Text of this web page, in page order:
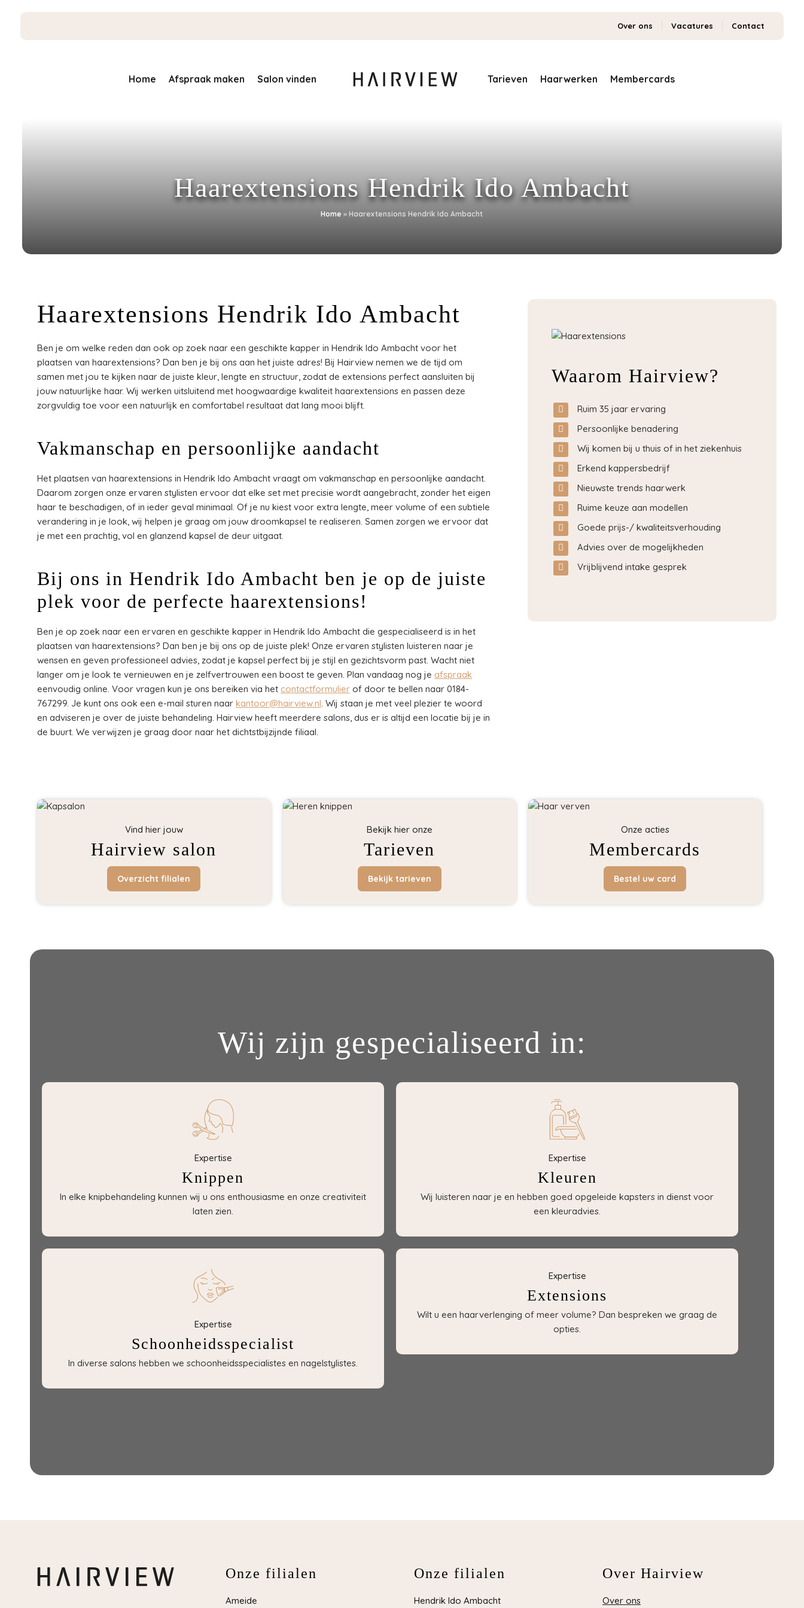
Over ons Vacatures Contact
Home Afspraak maken Salon vinden Tarieven Haarwerken Membercards
Haarextensions Hendrik Ido Ambacht
Home »Haarextensions Hendrik Ido Ambacht
Haarextensions Hendrik Ido Ambacht
Ben je om welke reden dan ook op zoek naar een geschikte kapper in Hendrik Ido Ambacht voor het
plaatsen van haarextensions? Dan ben je bij ons aan het juiste adres! Bij Hairview nemen we de tijd om
samen met jou te kijken naar de juiste kleur, lengte en structuur, zodat de extensions perfect aansluiten bij
jouw natuurlijke haar. Wij werken uitsluitend met hoogwaardige kwaliteit haarextensions en passen deze
zorgvuldig toe voor een natuurlijk en comfortabel resultaat dat lang mooi blijft.
Vakmanschap en persoonlijke aandacht
Het plaatsen van haarextensions in Hendrik Ido Ambacht vraagt om vakmanschap en persoonlijke aandacht.
Daarom zorgen onze ervaren stylisten ervoor dat elke set met precisie wordt aangebracht, zonder het eigen
haar te beschadigen, of in ieder geval minimaal. Of je nu kiest voor extra lengte, meer volume of een subtiele
verandering in je look, wij helpen je graag om jouw droomkapsel te realiseren. Samen zorgen we ervoor dat
je met een prachtig, vol en glanzend kapsel de deur uitgaat.
Bij ons in Hendrik Ido Ambacht ben je op de juiste
plek voor de perfecte haarextensions!
Ben je op zoek naar een ervaren en geschikte kapper in Hendrik Ido Ambacht die gespecialiseerd is in het
plaatsen van haarextensions? Dan ben je bij ons op de juiste plek! Onze ervaren stylisten luisteren naar je
wensen en geven professioneel advies, zodat je kapsel perfect bij je stijl en gezichtsvorm past. Wacht niet
langer om je look te vernieuwen en je zelfvertrouwen een boost te geven. Plan vandaag nog je afspraak
eenvoudig online. Voor vragen kun je ons bereiken via het contactformulier of door te bellen naar 0184-
767299. Je kunt ons ook een e-mail sturen naar kantoor@hairview.nl. Wij staan je met veel plezier te woord
en adviseren je over de juiste behandeling. Hairview heeft meerdere salons, dus er is altijd een locatie bij je in
de buurt. We verwijzen je graag door naar het dichtstbijzijnde filiaal.
Waarom Hairview?
Ruim 35 jaar ervaring
Persoonlijke benadering
Wij komen bij u thuis of in het ziekenhuis
Erkend kappersbedrijf
Nieuwste trends haarwerk
Ruime keuze aan modellen
Goede prijs-/ kwaliteitsverhouding
Advies over de mogelijkheden
Vrijblijvend intake gesprek
Vind hier jouw
Hairview salon
Overzicht filialen
Bekijk hier onze
Tarieven
Bekijk tarieven
Onze acties
Membercards
Bestel uw card
Wij zijn gespecialiseerd in:
Expertise
Knippen
In elke knipbehandeling kunnen wij u ons enthousiasme en onze creativiteit
laten zien.
Expertise
Kleuren
Wij luisteren naar je en hebben goed opgeleide kapsters in dienst voor
een kleuradvies.
Expertise
Schoonheidsspecialist
In diverse salons hebben we schoonheidsspecialistes en nagelstylistes.
Expertise
Extensions
Wilt u een haarverlenging of meer volume? Dan bespreken we graag de
opties.
Onze filialen
Ameide
Onze filialen
Hendrik Ido Ambacht
Over Hairview
Over ons